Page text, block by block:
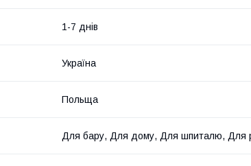
1-7 днів
Україна
Польща
Для бару, Для дому, Для шпиталю, Для